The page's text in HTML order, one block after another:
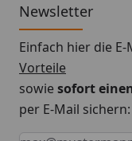
Newsletter
Einfach hier die
Vorteile
sowiesofort
per E-Mail sichern:
Keine Eingabe
Eingabe
E-Mail *